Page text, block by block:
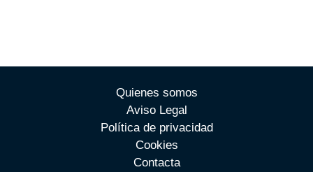
Quienes somos
Aviso Legal
Política de privacidad
Cookies
Contacta